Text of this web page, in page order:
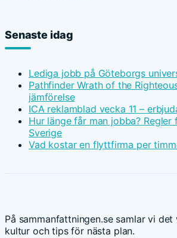
Senaste idag
Lediga jobb på Göteborgs
Pathfinder Wrath of the
jämförelse
ICA reklamblad vecka 11 –
Hur länge får man jobba?
Sverige
Vad kostar en flyttfirma per
På sammanfattningen.se samlar vi
kultur och tips för nästa plan.